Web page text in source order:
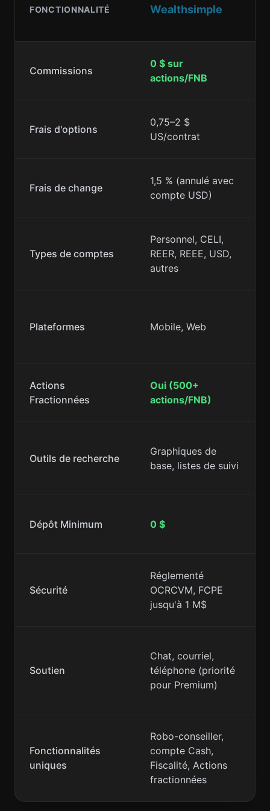
FONCTIONNALITÉ Wealthsimple
Commissions
0 $ sur
actions/FNB
Frais d'options
0,75–2 $
US/contrat
Frais de change
1,5 % (annulé avec
compte USD)
Types de comptes
Personnel, CELI,
REER, REEE, USD,
autres
Plateformes Mobile, Web
Actions
Fractionnées
Oui (500+
actions/FNB)
Outils de recherche
Graphiques de
base, listes de suivi
Dépôt Minimum 0 $
Sécurité
Réglementé
OCRCVM, FCPE
jusqu'à 1 M$
Soutien
Chat, courriel,
téléphone (priorité
pour Premium)
Fonctionnalités
uniques
Robo-conseiller,
compte Cash,
Fiscalité, Actions
fractionnées